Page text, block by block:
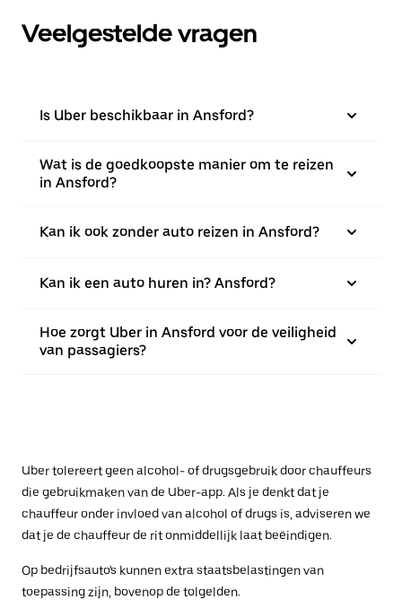
Veelgestelde vragen
Is Uber beschikbaar in Ansford?
Wat is de goedkoopste manier om te reizen
in Ansford?
Kan ik ook zonder auto reizen in Ansford?
Kan ik een auto huren in? Ansford?
Hoe zorgt Uber in Ansford voor de veiligheid
van passagiers?
Uber tolereert geen alcohol- of drugsgebruik door chauffeurs
die gebruikmaken van de Uber-app. Als je denkt dat je
chauffeur onder invloed van alcohol of drugs is, adviseren we
dat je de chauffeur de rit onmiddellijk laat beëindigen.
Op bedrijfsauto's kunnen extra staatsbelastingen van
toepassing zijn, bovenop de tolgelden.